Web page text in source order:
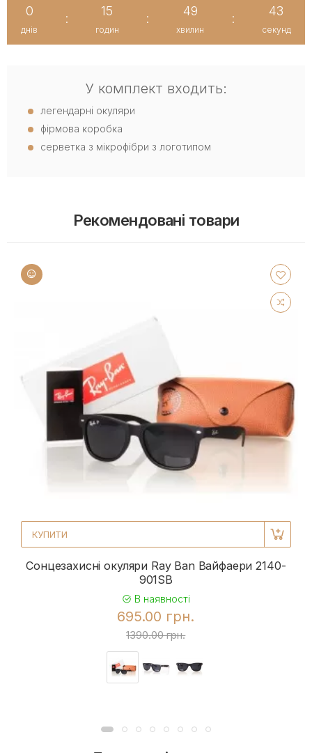
0
днів
:
15
годин
:
49
хвилин
:
43
секунд
У комплект входить:
легендарні окуляри
фірмова коробка
серветка з мікрофібри з логотипом
Рекомендовані товари
КУПИТИ
Сонцезахисні окуляри Ray Ban Вайфаери 2140-
901SB
В наявності
695.00 грн.
1390.00 грн.